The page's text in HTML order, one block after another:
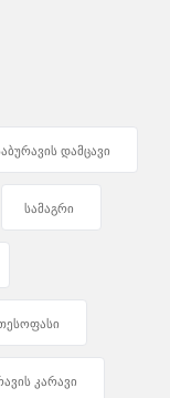
დამცავი
სამაგრი
კარავი